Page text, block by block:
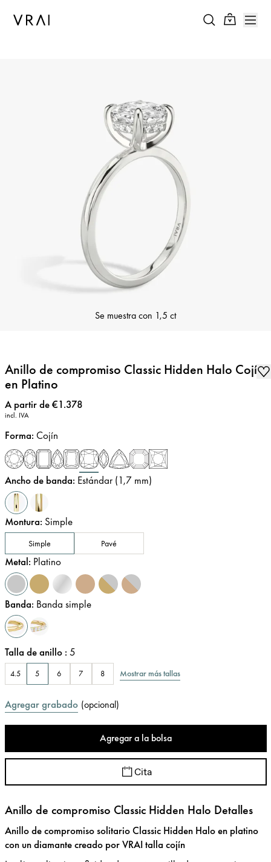
Se muestra con 1,5 ct
Anillo de compromiso Classic Hidden Halo Cojín
en Platino
Precio:
A partir de €1.378
incl. IVA
Forma: Cojín
Ancho de banda: Estándar (1,7 mm)
Montura: Simple
Simple Pavé
Metal: Platino
Banda: Banda simple
Talla de anillo : 5
4.5 5 6 7 8 Mostrar más tallas
Agregar grabado (opcional)
Agregar a la bolsa
Cita
Anillo de compromiso Classic Hidden Halo Detalles
Anillo de compromiso solitario Classic Hidden Halo en platino
con un diamante creado por VRAI talla cojín